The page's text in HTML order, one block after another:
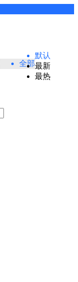
全部
默认
最新
最热